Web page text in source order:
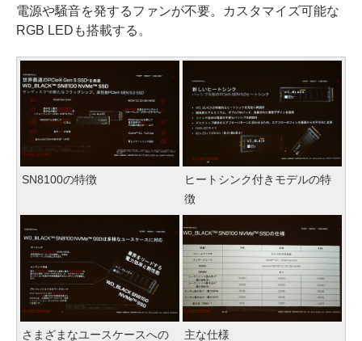
電源や騒音を発するファンが不要。カスタマイズ可能な
RGB LEDも搭載する。
SN8100の特徴
ヒートシンク付きモデルの特
徴
さまざまなユースケースへの 主な仕様